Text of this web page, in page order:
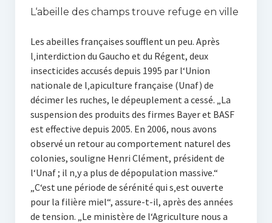
L‘abeille des champs trouve refuge en ville
Les abeilles françaises soufflent un peu. Après
l‚interdiction du Gaucho et du Régent, deux
insecticides accusés depuis 1995 par l‘Union
nationale de l‚apiculture française (Unaf) de
décimer les ruches, le dépeuplement a cessé. „La
suspension des produits des firmes Bayer et BASF
est effective depuis 2005. En 2006, nous avons
observé un retour au comportement naturel des
colonies, souligne Henri Clément, président de
l‘Unaf ; il n‚y a plus de dépopulation massive.“
„C‘est une période de sérénité qui s‚est ouverte
pour la filière miel“, assure-t-il, après des années
de tension. „Le ministère de l‘Agriculture nous a